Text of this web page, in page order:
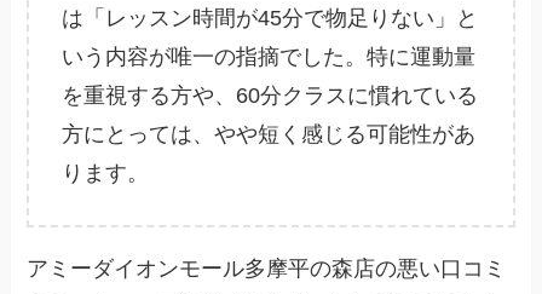
は「レッスン時間が45分で物足りない」と
いう内容が唯一の指摘でした。特に運動量
を重視する方や、60分クラスに慣れている
方にとっては、やや短く感じる可能性があ
ります。
アミーダイオンモール多摩平の森店の悪い口コミ